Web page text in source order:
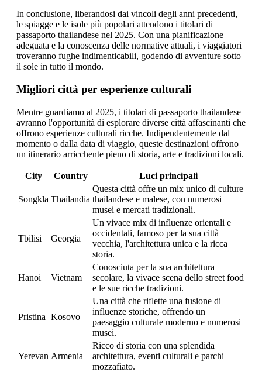
In conclusione, liberandosi dai vincoli degli anni precedenti,
le spiagge e le isole più popolari attendono i titolari di
passaporto thailandese nel 2025. Con una pianificazione
adeguata e la conoscenza delle normative attuali, i viaggiatori
troveranno fughe indimenticabili, godendo di avventure sotto
il sole in tutto il mondo.
Migliori città per esperienze culturali
Mentre guardiamo al 2025, i titolari di passaporto thailandese
avranno l'opportunità di esplorare diverse città affascinanti che
offrono esperienze culturali ricche. Indipendentemente dal
momento o dalla data di viaggio, queste destinazioni offrono
un itinerario arricchente pieno di storia, arte e tradizioni locali.
City Country Luci principali
Songkla Thailandia
Questa città offre un mix unico di culture
thailandese e malese, con numerosi
musei e mercati tradizionali.
Tbilisi Georgia
Un vivace mix di influenze orientali e
occidentali, famoso per la sua città
vecchia, l'architettura unica e la ricca
storia.
Hanoi Vietnam
Conosciuta per la sua architettura
secolare, la vivace scena dello street food
e le sue ricche tradizioni.
Pristina Kosovo
Una città che riflette una fusione di
influenze storiche, offrendo un
paesaggio culturale moderno e numerosi
musei.
Yerevan Armenia
Ricco di storia con una splendida
architettura, eventi culturali e parchi
mozzafiato.